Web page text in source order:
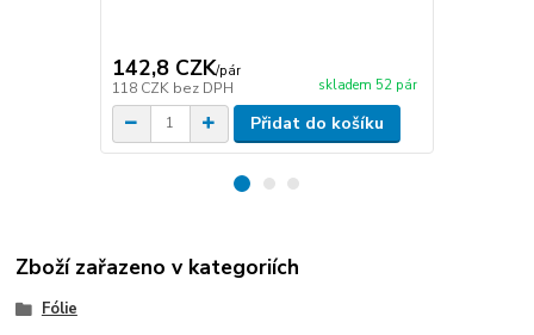
142,8 CZK/pár
118 CZK bez DPH skladem 52 pár
Přidat do košíku
Zboží zařazeno v kategoriích
Fólie